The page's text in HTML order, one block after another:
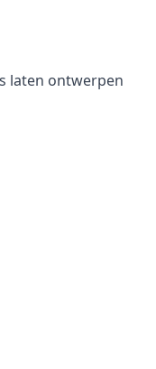
laten ontwerpen